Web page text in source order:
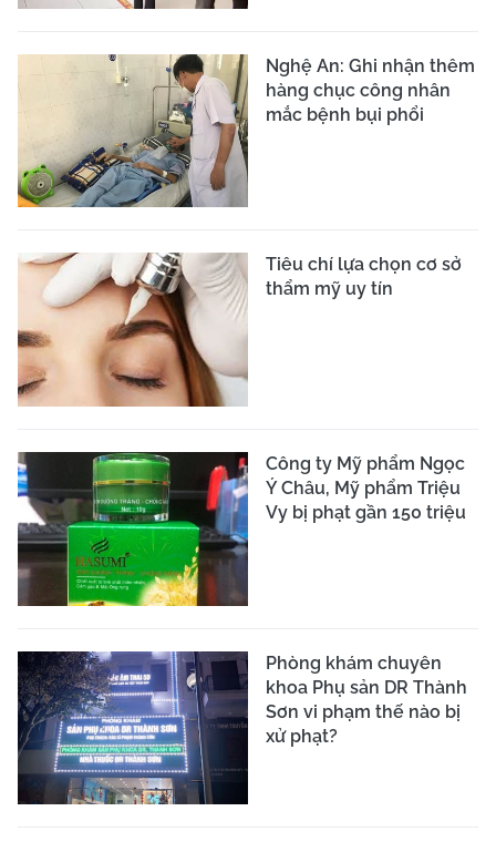
Nghệ An: Ghi nhận thêm
hàng chục công nhân
mắc bệnh bụi phổi
Tiêu chí lựa chọn cơ sở
thẩm mỹ uy tín
Công ty Mỹ phẩm Ngọc
Ý Châu, Mỹ phẩm Triệu
Vy bị phạt gần 150 triệu
Phòng khám chuyên
khoa Phụ sản DR Thành
Sơn vi phạm thế nào bị
xử phạt?